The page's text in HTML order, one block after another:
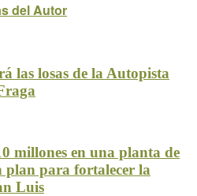
del Autor
las losas de la Autopista
millones en una planta de
plan para fortalecer la
Luis